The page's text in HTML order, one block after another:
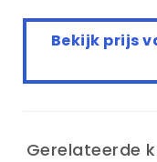
Bekijk prijs
Gerelateerde